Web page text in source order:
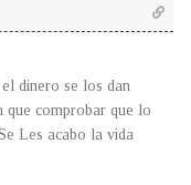
dinero se los dan
que comprobar que lo
Les acabo la vida